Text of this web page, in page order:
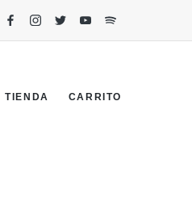
TIENDA CARRITO